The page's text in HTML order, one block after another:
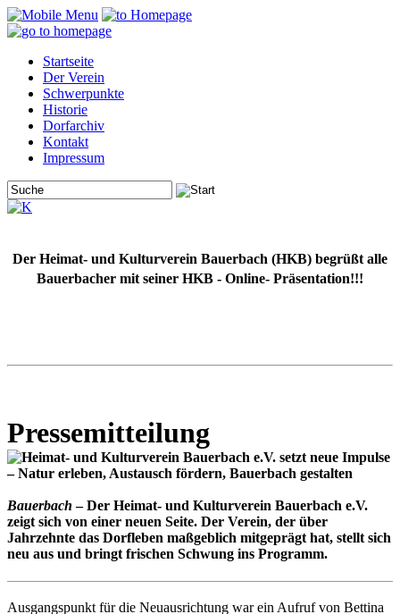
Startseite
Der Verein
Schwerpunkte
Historie
Dorfarchiv
Kontakt
Impressum
Der Heimat- und Kulturverein Bauerbach (HKB) begrüßt alle
Bauerbacher mit seiner HKB - Online- Präsentation!!!
Pressemitteilung
Bauerbach – Der Heimat- und Kulturverein Bauerbach e.V.
zeigt sich von einer neuen Seite. Der Verein, der über
Jahrzehnte das Dorfleben maßgeblich mitgeprägt hat, stellt sich
neu aus und bringt frischen Schwung ins Programm.
Ausgangspunkt für die Neuausrichtung war ein Aufruf von Bettina